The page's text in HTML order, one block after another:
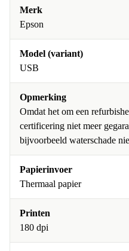
Merk
Epson
Model (variant)
USB
Opmerking
Omdat het om een
certificering niet meer
bijvoorbeeld waterschade
Papierinvoer
Thermaal papier
Printen
180 dpi